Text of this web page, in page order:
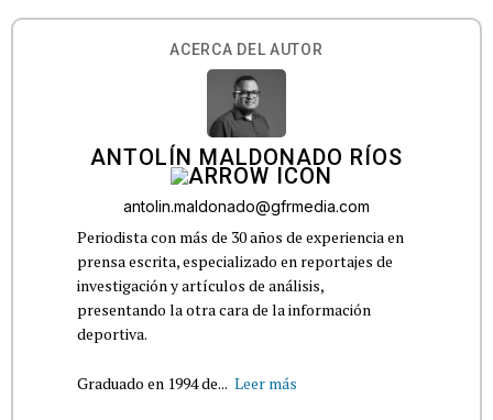
ACERCA DEL AUTOR
ANTOLÍN MALDONADO RÍOS
antolin.maldonado@gfrmedia.com
Periodista con más de 30 años de experiencia en
prensa escrita, especializado en reportajes de
investigación y artículos de análisis,
presentando la otra cara de la información
deportiva.
Graduado en 1994 de... Leer más